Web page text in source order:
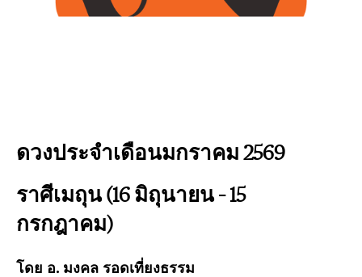
ดวงประจำเดือนมกราคม 2569
ราศีเมถุน (16 มิถุนายน – 15
กรกฎาคม)
โดย อ. มงคล รอดเที่ยงธรรม